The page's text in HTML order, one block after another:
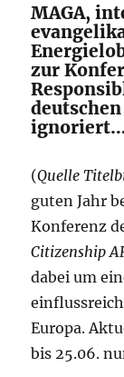
MAGA,
zur
(Quelle
guten Jahr
Konferenz
Citizenship
dabei um
Europa.
bis 25.06.